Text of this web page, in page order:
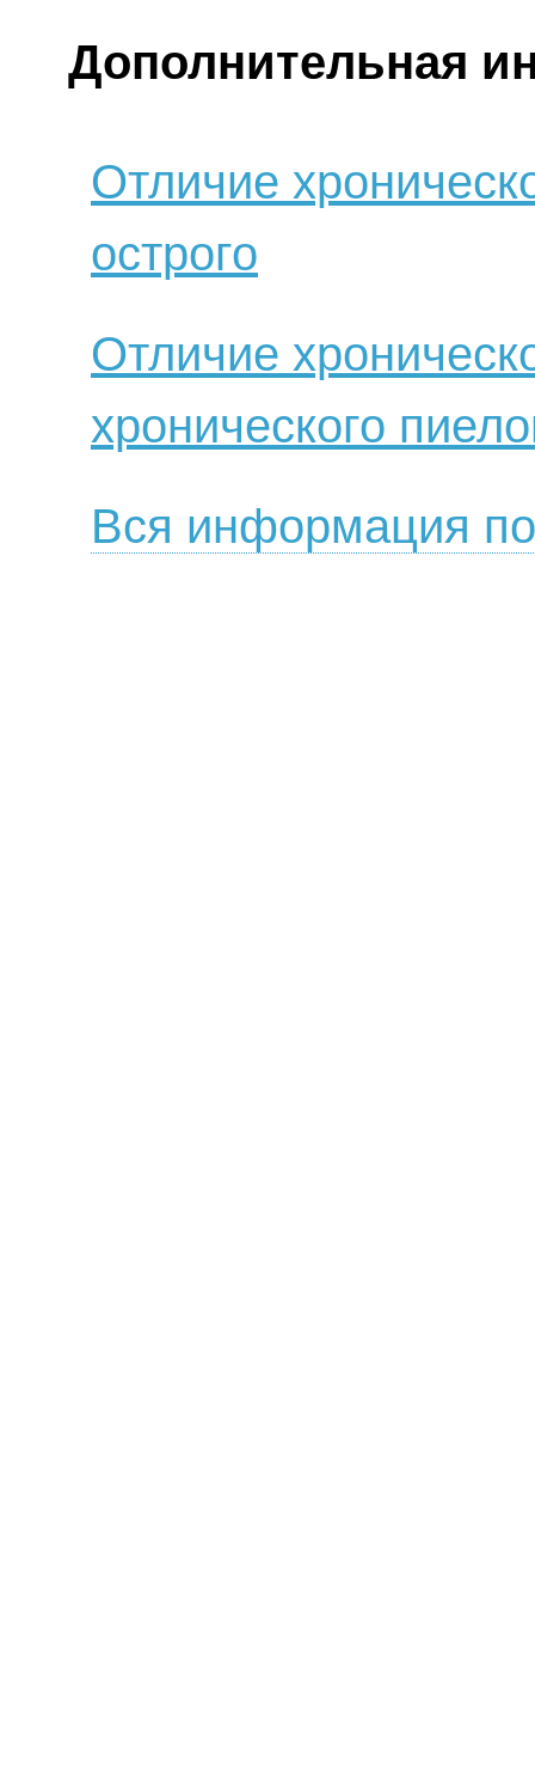
Дополнительная
Отличие
острого
Отличие
хронического
Вся информация